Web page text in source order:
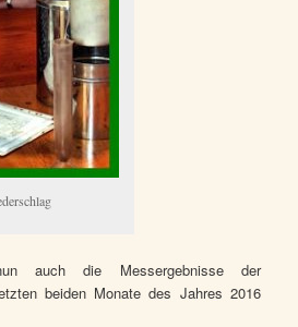
auch die Messergebnisse der
beiden Monate des Jahres 2016